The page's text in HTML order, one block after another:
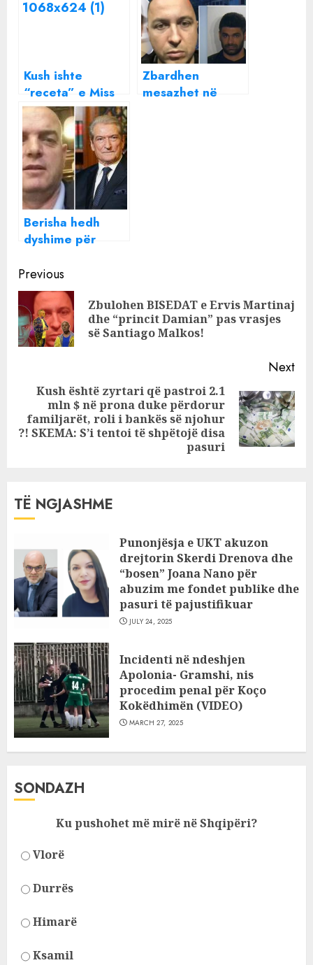
Kush ishte
“receta” e Miss
Shqipërisë që
zhduku Ervis
Martinajn?
Zbardhen
mesazhet në
Berisha hedh
dyshime për
Sheshit: E vrau
mafia e
inceneratorëve
Continue
Reading
Previous
Zbulohen BISEDAT e Ervis Martinaj
dhe “princit Damian” pas vrasjes
së Santiago Malkos!
Next
Next
post:
Kush është zyrtari që pastroi 2.1
mln $ në prona duke përdorur
familjarët, roli i bankës së njohur
?! SKEMA: S’i tentoi të shpëtojë disa
pasuri
TË NGJASHME
Punonjësja e UKT akuzon
drejtorin Skerdi Drenova dhe
“bosen” Joana Nano për
abuzim me fondet publike dhe
pasuri të pajustifikuar
JULY 24, 2025
Incidenti në ndeshjen
Apolonia- Gramshi, nis
procedim penal për Koço
Kokëdhimën (VIDEO)
MARCH 27, 2025
SONDAZH
Ku pushohet më mirë në Shqipëri?
Vlorë
Durrës
Himarë
Ksamil